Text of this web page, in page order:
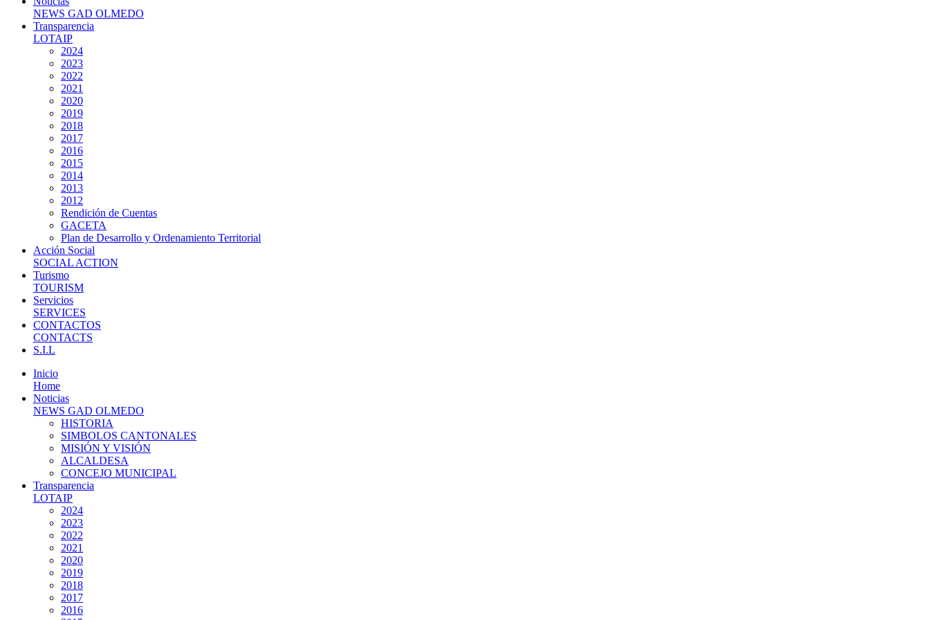
NEWS GAD OLMEDO
Transparencia
LOTAIP
2024
2023
2022
2021
2020
2019
2018
2017
2016
2015
2014
2013
2012
Rendición de Cuentas
GACETA
Plan de Desarrollo y Ordenamiento Territorial
Acción Social
SOCIAL ACTION
Turismo
TOURISM
Servicios
SERVICES
CONTACTOS
CONTACTS
S.I.L
Inicio
Home
Noticias
NEWS GAD OLMEDO
HISTORIA
SIMBOLOS CANTONALES
MISIÓN Y VISIÓN
ALCALDESA
CONCEJO MUNICIPAL
Transparencia
LOTAIP
2024
2023
2022
2021
2020
2019
2018
2017
2016